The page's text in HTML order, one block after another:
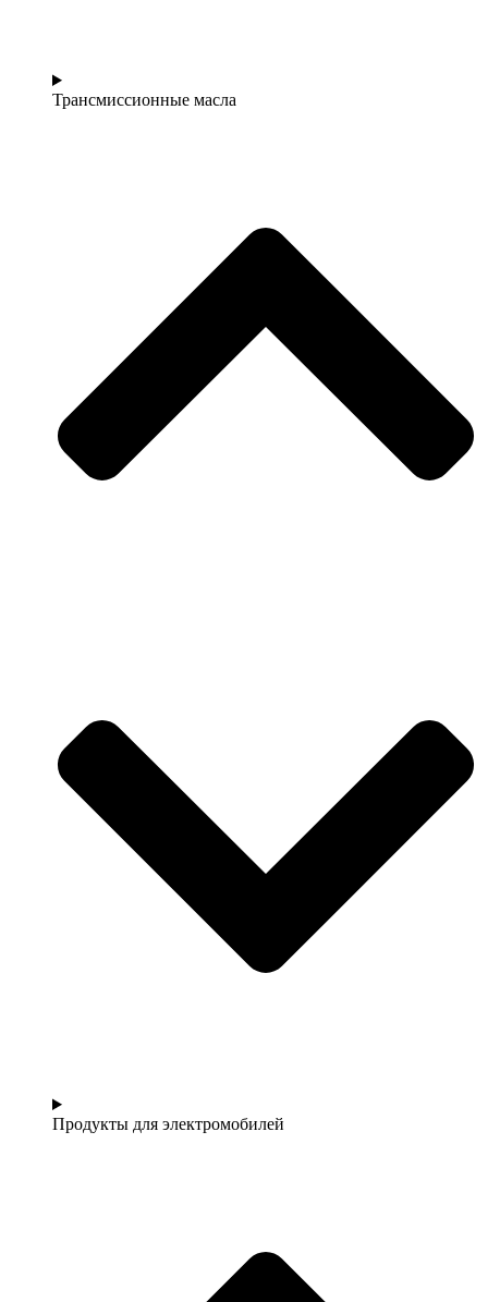
Трансмиссионные масла
Продукты для электромобилей